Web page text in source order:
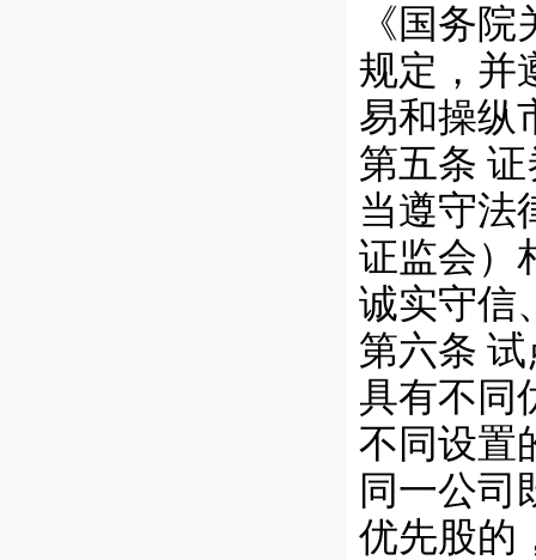
《国务
规定，并
易和操纵
第五条
当遵守法
证监会）
诚实守信
第六条
具有不同
不同设置
同一公司
优先股的